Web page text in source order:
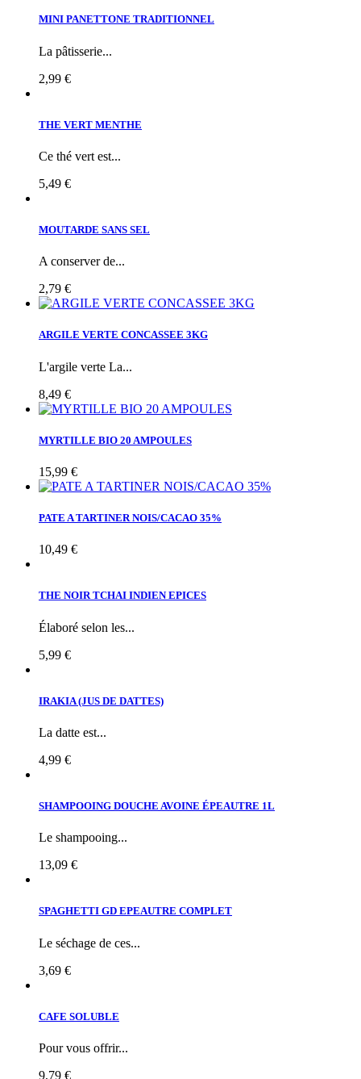
MINI PANETTONE TRADITIONNEL
La pâtisserie...
2,99 €
THE VERT MENTHE
Ce thé vert est...
5,49 €
MOUTARDE SANS SEL
A conserver de...
2,79 €
ARGILE VERTE CONCASSEE 3KG
L'argile verte La...
8,49 €
MYRTILLE BIO 20 AMPOULES
15,99 €
PATE A TARTINER NOIS/CACAO 35%
10,49 €
THE NOIR TCHAI INDIEN EPICES
Élaboré selon les...
5,99 €
IRAKIA (JUS DE DATTES)
La datte est...
4,99 €
SHAMPOOING DOUCHE AVOINE ÉPEAUTRE 1L
Le shampooing...
13,09 €
SPAGHETTI GD EPEAUTRE COMPLET
Le séchage de ces...
3,69 €
CAFE SOLUBLE
Pour vous offrir...
9,79 €